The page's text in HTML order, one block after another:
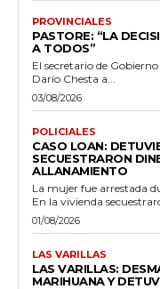
PROVINCIALES
PASTORE: “LA
A TODOS”
El secretario de
Darío Chesta a...
03/08/2026
POLICIALES
CASO LOAN:
SECUESTRARON
ALLANAMIENTO
La mujer fue arrestada
En la vivienda
01/08/2026
LAS VARILLAS
LAS VARILLAS:
MARIHUANA Y